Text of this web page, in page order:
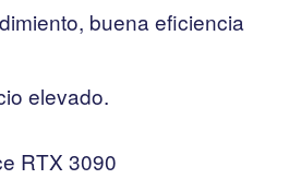
buena eficiencia
elevado.
RTX 3090